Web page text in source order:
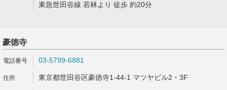
東急世田谷線 若林より 徒歩 約20分
豪徳寺
03-5799-6881
東京都世田谷区豪徳寺1-44-1 マツヤビル2・3F